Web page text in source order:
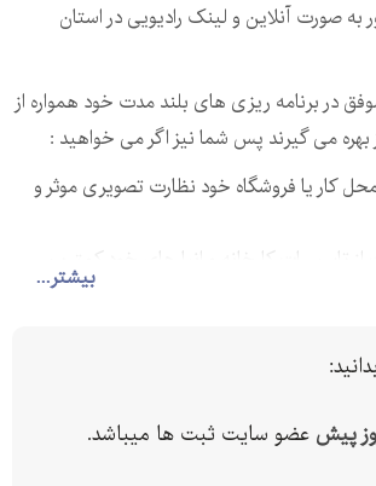
بیشتر...
به صورت آنلاین و لینک رادیویی در استان
در برنامه ریزی های بلند مدت خود همواره از
بهره می گیرند پس شما نیز اگر می خواهید :
کار یا فروشگاه خود نظارت تصویری موثر و
از تاسیسات کارخانه و انبارهای خود کمترین
ساختمانی دور از دسترس را با کمترین
عضو سایت ثبت ها میباشد.